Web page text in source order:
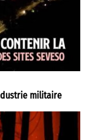
militaire